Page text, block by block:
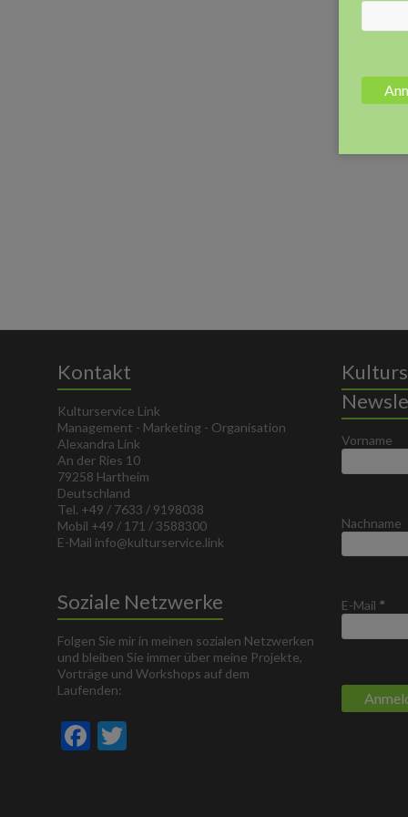
Kontakt
Kulturservice Link
Management - Marketing - Organisation
Alexandra Link
An der Ries 10
79258 Hartheim
Deutschland
Tel. +49 / 7633 / 9198038
Mobil +49 / 171 / 3588300
E-Mail info@kulturservice.link
Soziale Netzwerke
Folgen Sie mir in meinen sozialen Netzwerken
und bleiben Sie immer über meine Projekte,
Vorträge und Workshops auf dem
Laufenden:
F
Vorname
Nachname
E-Mail *